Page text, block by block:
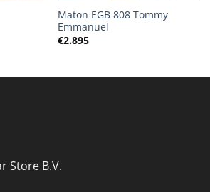
Maton EGB 808 Tommy
Emmanuel
€2.895
Store B.V.